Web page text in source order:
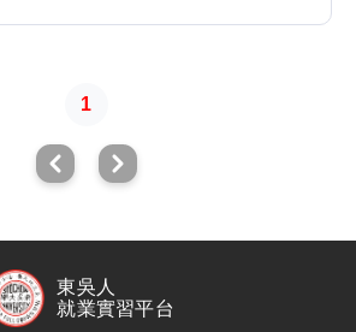
充滿愛心與耐心
相處溝通
子互動
1
東吳人
就業實習平台